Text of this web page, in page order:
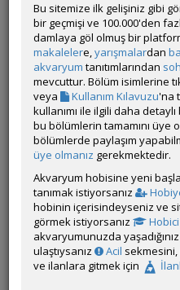
Gönderim Zamanı:13 Aralık
SELAM
60 cm ortadan ikiye
besliyorum.
Ortadaki cam tam olarak
cam ekliyordum tam ortaya
Dün gece uykulu uykulu
sanırım camı hafif
üst kısım açılmış vaziyette
hemen bettalari ayırdım
Mavi olanın kuyruğu
Şimdilik 5 litrelik bir
içine bir kaç hydrocotyle
diye bettayı onun içine
az biraz yüzebiliyor fakat
olarak :((
Isıtıcım YOK
Yarın
Bu sitemize ilk gelişiniz gibi
bir geçmişi ve 100.000'den
damlaya göl olmuş bir
makalelere,yarışmalardan
akvaryum tanıtımlarından
mevcuttur. Bölüm isimlerine
veya
Kullanım Kılavuzu'na
kullanımı ile ilgili daha
bu bölümlerin tamamını
bölümlerde paylaşım
üye olmanız gerekmektedir.
Akvaryum hobisine yeni
tanımak istiyorsanız
hobinin içerisindeyseniz ve
görmek istiyorsanız
akvaryumunuzda
ulaştıysanız
Acil
ve ilanlara gitmek için